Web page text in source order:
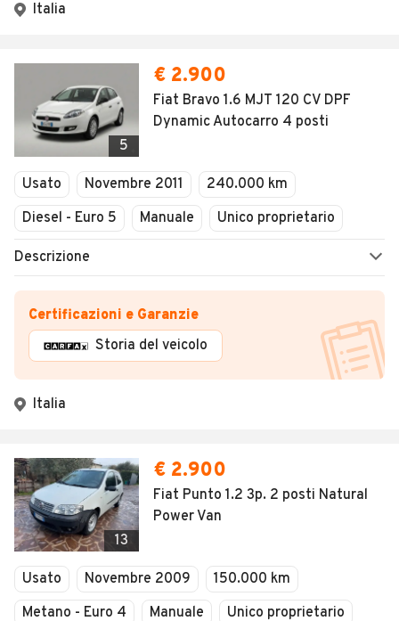
Italia
5
€ 2.900
Fiat Bravo 1.6 MJT 120 CV DPF
Dynamic Autocarro 4 posti
Usato Novembre 2011
240.000 km
Diesel - Euro 5
Manuale Unico proprietario
Descrizione
Certificazioni e Garanzie
Storia del veicolo
Italia
13
€ 2.900
Fiat Punto 1.2 3p. 2 posti Natural
Power Van
Usato Novembre 2009
150.000 km
Metano - Euro 4
Manuale Unico proprietario